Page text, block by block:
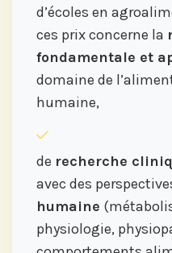
d’écoles en
ces prix concerne la
fondamentale et
domaine de
humaine,
de recherche
avec des
humaine
physiologie,